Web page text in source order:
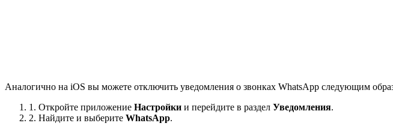
Аналогично на iOS вы можете отключить уведомления о звонках WhatsApp следующим
1. Откройте приложение Настройки и перейдите в раздел Уведомления.
2. Найдите и выберите WhatsApp.